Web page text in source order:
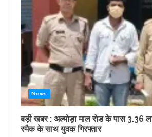
News
बड़ी खबर : अल्मोड़ा माल रोड के पास 3.36
स्मैक के साथ युवक गिरफ्तार